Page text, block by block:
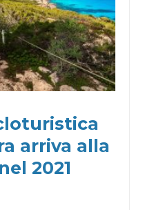
arriva alla
2021